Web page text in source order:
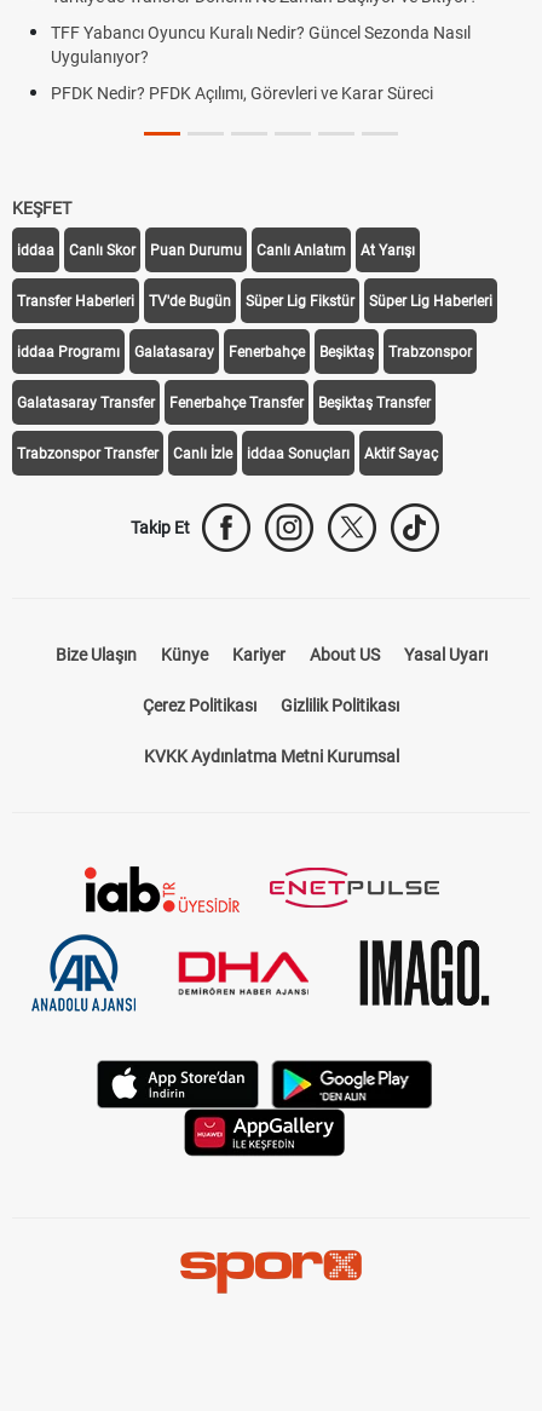
TFF Yabancı Oyuncu Kuralı Nedir? Güncel Sezonda Nasıl
Uygulanıyor?
PFDK Nedir? PFDK Açılımı, Görevleri ve Karar Süreci
KEŞFET
iddaa Canlı Skor Puan Durumu Canlı Anlatım At Yarışı
Transfer Haberleri TV'de Bugün Süper Lig Fikstür Süper Lig Haberleri
iddaa Programı Galatasaray Fenerbahçe Beşiktaş Trabzonspor
Galatasaray Transfer Fenerbahçe Transfer Beşiktaş Transfer
Trabzonspor Transfer Canlı İzle iddaa Sonuçları Aktif Sayaç
Takip Et
Bize Ulaşın Künye Kariyer About US Yasal Uyarı
Çerez Politikası Gizlilik Politikası
KVKK Aydınlatma Metni Kurumsal